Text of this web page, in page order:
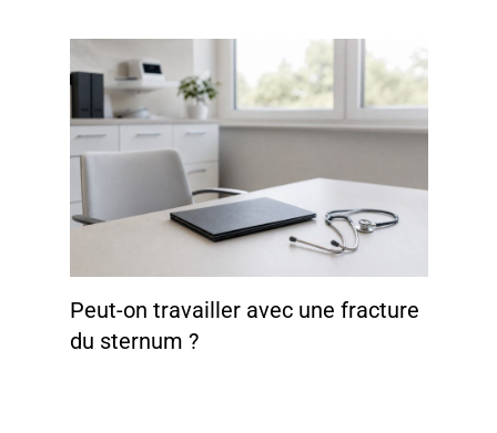
Peut-on travailler avec une fracture
du sternum ?